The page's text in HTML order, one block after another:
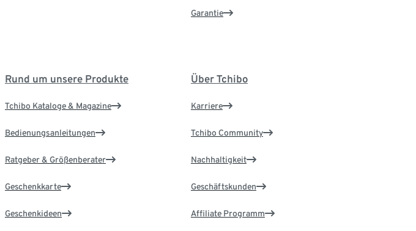
Garantie
Rund um unsere Produkte
Tchibo Kataloge & Magazine
Bedienungsanleitungen
Ratgeber & Größenberater
Geschenkkarte
Geschenkideen
Über Tchibo
Karriere
Tchibo Community
Nachhaltigkeit
Geschäftskunden
Affiliate Programm